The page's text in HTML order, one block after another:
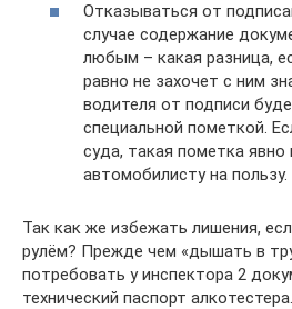
Отказываться от
случае содержание
любым – какая разница,
равно не захочет с ним
водителя от подписи
специальной пометкой.
суда, такая пометка явно
автомобилисту на пользу.
Так как же избежать лишения,
рулём? Прежде чем «дышать в
потребовать у инспектора 2
технический паспорт